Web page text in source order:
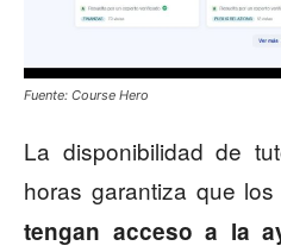
Fuente: Course Hero
La disponibilidad de
horas garantiza que
tengan acceso a la